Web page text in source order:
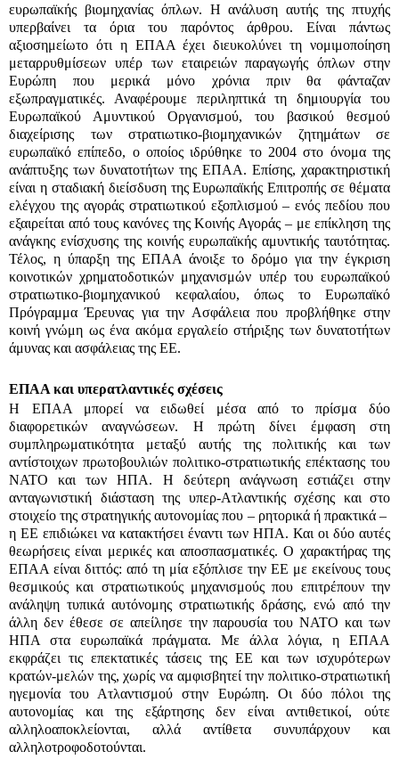
ευρωπαϊκής βιομηχανίας όπλων. Η ανάλυση αυτής της πτυχής
υπερβαίνει τα όρια του παρόντος άρθρου. Είναι πάντως
αξιοσημείωτο ότι η ΕΠΑΑ έχει διευκολύνει τη νομιμοποίηση
μεταρρυθμίσεων υπέρ των εταιρειών παραγωγής όπλων στην
Ευρώπη που μερικά μόνο χρόνια πριν θα φάνταζαν
εξωπραγματικές. Αναφέρουμε περιληπτικά τη δημιουργία του
Ευρωπαϊκού Αμυντικού Οργανισμού, του βασικού θεσμού
διαχείρισης των στρατιωτικο-βιομηχανικών ζητημάτων σε
ευρωπαϊκό επίπεδο, ο οποίος ιδρύθηκε το 2004 στο όνομα της
ανάπτυξης των δυνατοτήτων της ΕΠΑΑ. Επίσης, χαρακτηριστική
είναι η σταδιακή διείσδυση της Ευρωπαϊκής Επιτροπής σε θέματα
ελέγχου της αγοράς στρατιωτικού εξοπλισμού – ενός πεδίου που
εξαιρείται από τους κανόνες της Κοινής Αγοράς – με επίκληση της
ανάγκης ενίσχυσης της κοινής ευρωπαϊκής αμυντικής ταυτότητας.
Τέλος, η ύπαρξη της ΕΠΑΑ άνοιξε το δρόμο για την έγκριση
κοινοτικών χρηματοδοτικών μηχανισμών υπέρ του ευρωπαϊκού
στρατιωτικο-βιομηχανικού κεφαλαίου, όπως το Ευρωπαϊκό
Πρόγραμμα Έρευνας για την Ασφάλεια που προβλήθηκε στην
κοινή γνώμη ως ένα ακόμα εργαλείο στήριξης των δυνατοτήτων
άμυνας και ασφάλειας της ΕΕ.
ΕΠΑΑ και υπερατλαντικές σχέσεις
Η ΕΠΑΑ μπορεί να ειδωθεί μέσα από το πρίσμα δύο
διαφορετικών αναγνώσεων. Η πρώτη δίνει έμφαση στη
συμπληρωματικότητα μεταξύ αυτής της πολιτικής και των
αντίστοιχων πρωτοβουλιών πολιτικο-στρατιωτικής επέκτασης του
ΝΑΤΟ και των ΗΠΑ. Η δεύτερη ανάγνωση εστιάζει στην
ανταγωνιστική διάσταση της υπερ-Ατλαντικής σχέσης και στο
στοιχείο της στρατηγικής αυτονομίας που – ρητορικά ή πρακτικά –
η ΕΕ επιδιώκει να κατακτήσει έναντι των ΗΠΑ. Και οι δύο αυτές
θεωρήσεις είναι μερικές και αποσπασματικές. Ο χαρακτήρας της
ΕΠΑΑ είναι διττός: από τη μία εξόπλισε την ΕΕ με εκείνους τους
θεσμικούς και στρατιωτικούς μηχανισμούς που επιτρέπουν την
ανάληψη τυπικά αυτόνομης στρατιωτικής δράσης, ενώ από την
άλλη δεν έθεσε σε απείλησε την παρουσία του ΝΑΤΟ και των
ΗΠΑ στα ευρωπαϊκά πράγματα. Με άλλα λόγια, η ΕΠΑΑ
εκφράζει τις επεκτατικές τάσεις της ΕΕ και των ισχυρότερων
κρατών-μελών της, χωρίς να αμφισβητεί την πολιτικο-στρατιωτική
ηγεμονία του Ατλαντισμού στην Ευρώπη. Οι δύο πόλοι της
αυτονομίας και της εξάρτησης δεν είναι αντιθετικοί, ούτε
αλληλοαποκλείονται, αλλά αντίθετα συνυπάρχουν και
αλληλοτροφοδοτούνται.